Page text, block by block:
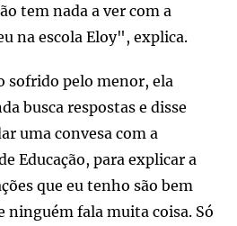
tem nada a ver com a
na escola Eloy", explica.
sofrido pelo menor, ela
busca respostas e disse
uma convesa com a
Educação, para explicar a
que eu tenho são bem
ninguém fala muita coisa. Só